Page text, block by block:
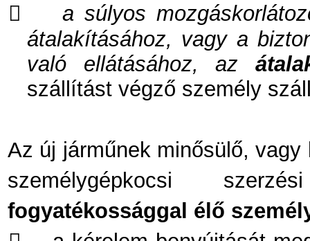

a súlyos
átalakításához, vagy a
való ellátásához, az
szállítást végző személy
Az új járműnek minősülő,
személygépkocsi
fogyatékossággal élő